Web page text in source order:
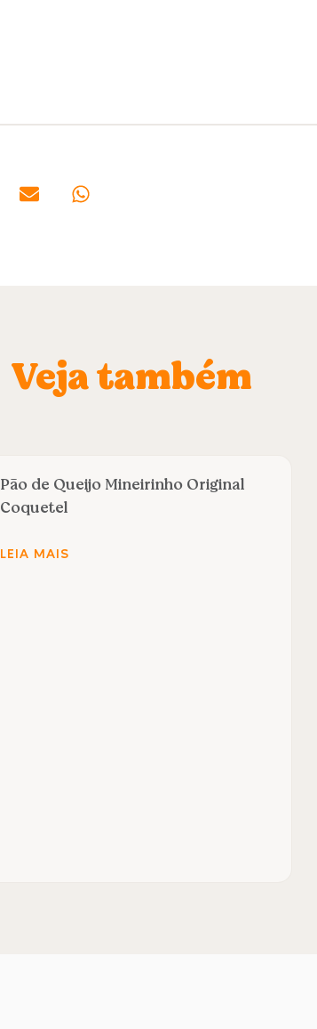
Veja também
Pão de Queijo Mineirinho Original
Coquetel
LEIA MAIS